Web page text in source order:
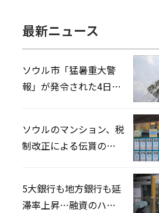
最新ニュース
ソウル市「猛暑重大警
報」が発令された4日、
ソウルのマンション、税
制改正による伝貰の月
5大銀行も地方銀行も延
滞率上昇…融資のハー